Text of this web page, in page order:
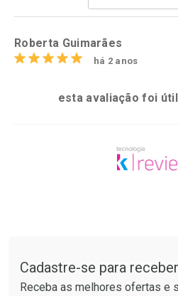
Por R$ 360,99/cada
Roberta Guimarães
há 2 anos
esta avaliação foi
Cadastre-se para
Receba as melhores ofertas e